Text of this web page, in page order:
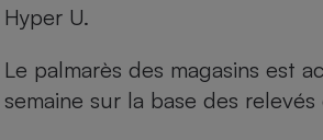
Hyper U.
Le palmarès des magasins est
semaine sur la base des relevés